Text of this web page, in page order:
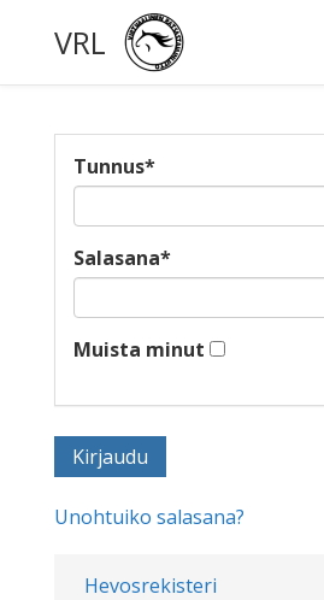
VRL
Hevosrekisteri
Tunnus*
Salasana*
Muista minut
Unohtuiko salasana?